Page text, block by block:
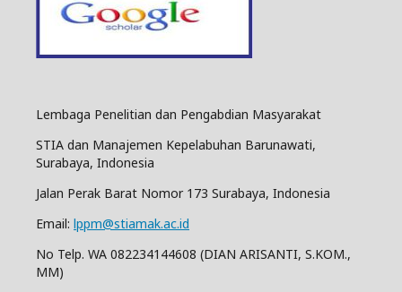
Lembaga Penelitian dan Pengabdian Masyarakat
STIA dan Manajemen Kepelabuhan Barunawati,
Surabaya, Indonesia
Jalan Perak Barat Nomor 173 Surabaya, Indonesia
Email: lppm@stiamak.ac.id
No Telp. WA 082234144608 (DIAN ARISANTI, S.KOM.,
MM)